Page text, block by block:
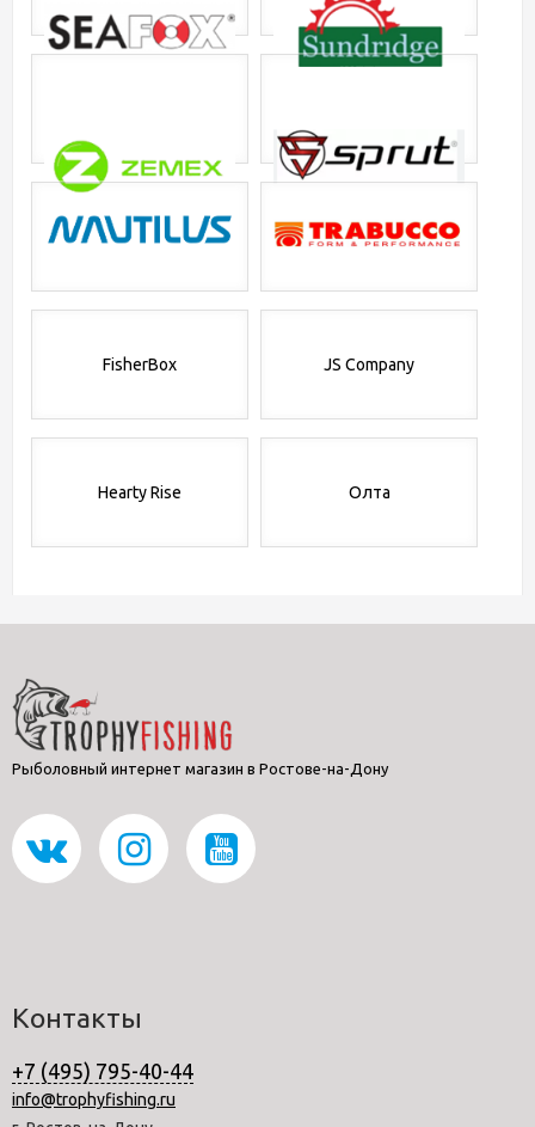
FisherBox JS Company
Hearty Rise Олта
Рыболовный интернет магазин в Ростове-на-Дону
Контакты
+7 (495) 795-40-44
info@trophyfishing.ru